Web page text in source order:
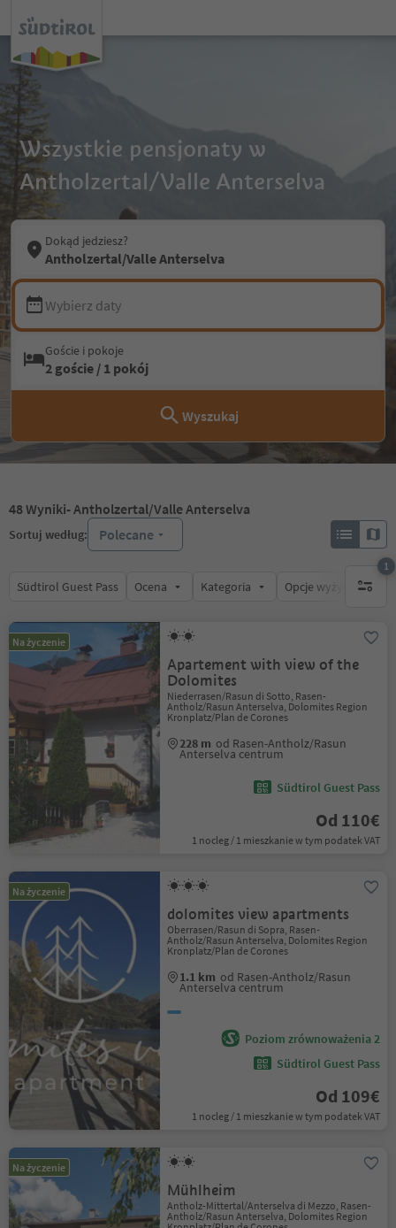
Wszystkie pensjonaty w
Antholzertal/Valle Anterselva
Dokąd jedziesz?
Antholzertal/Valle Anterselva
Wybierz daty
Goście i pokoje
2 goście / 1 pokój
Wyszukaj
48Wyniki- Antholzertal/Valle Anterselva
Sortuj według: Polecane
Südtirol Guest Pass Ocena Kategoria Opcje wyżywienia
1
1
Na życzenie
Apartement with view of the
Dolomites
Niederrasen/Rasun di Sotto, Rasen-
Antholz/Rasun Anterselva, Dolomites Region
Kronplatz/Plan de Corones
228 m od Rasen-Antholz/Rasun
Anterselva centrum
Südtirol Guest Pass
Od 110€
1 nocleg / 1 mieszkanie w tym podatek VAT
Na życzenie
dolomites view apartments
Oberrasen/Rasun di Sopra, Rasen-
Antholz/Rasun Anterselva, Dolomites Region
Kronplatz/Plan de Corones
1.1 km od Rasen-Antholz/Rasun
Anterselva centrum
Poziom zrównoważenia 2
Südtirol Guest Pass
Od 109€
1 nocleg / 1 mieszkanie w tym podatek VAT
Na życzenie
Mühlheim
Antholz-Mittertal/Anterselva di Mezzo, Rasen-
Antholz/Rasun Anterselva, Dolomites Region